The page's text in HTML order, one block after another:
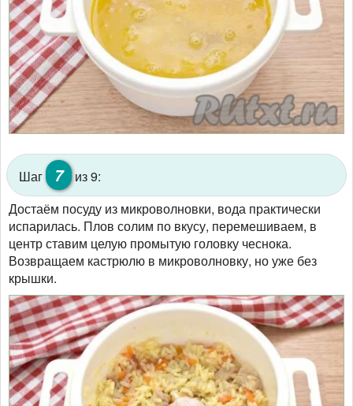
Шаг 7 из 9:
Достаём посуду из микроволновки, вода практически
испарилась. Плов солим по вкусу, перемешиваем, в
центр ставим целую промытую головку чеснока.
Возвращаем кастрюлю в микроволновку, но уже без
крышки.